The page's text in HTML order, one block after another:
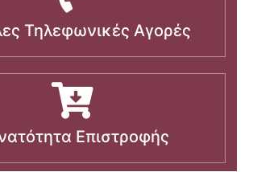
Τηλεφωνικές Αγορές
Επιστροφής